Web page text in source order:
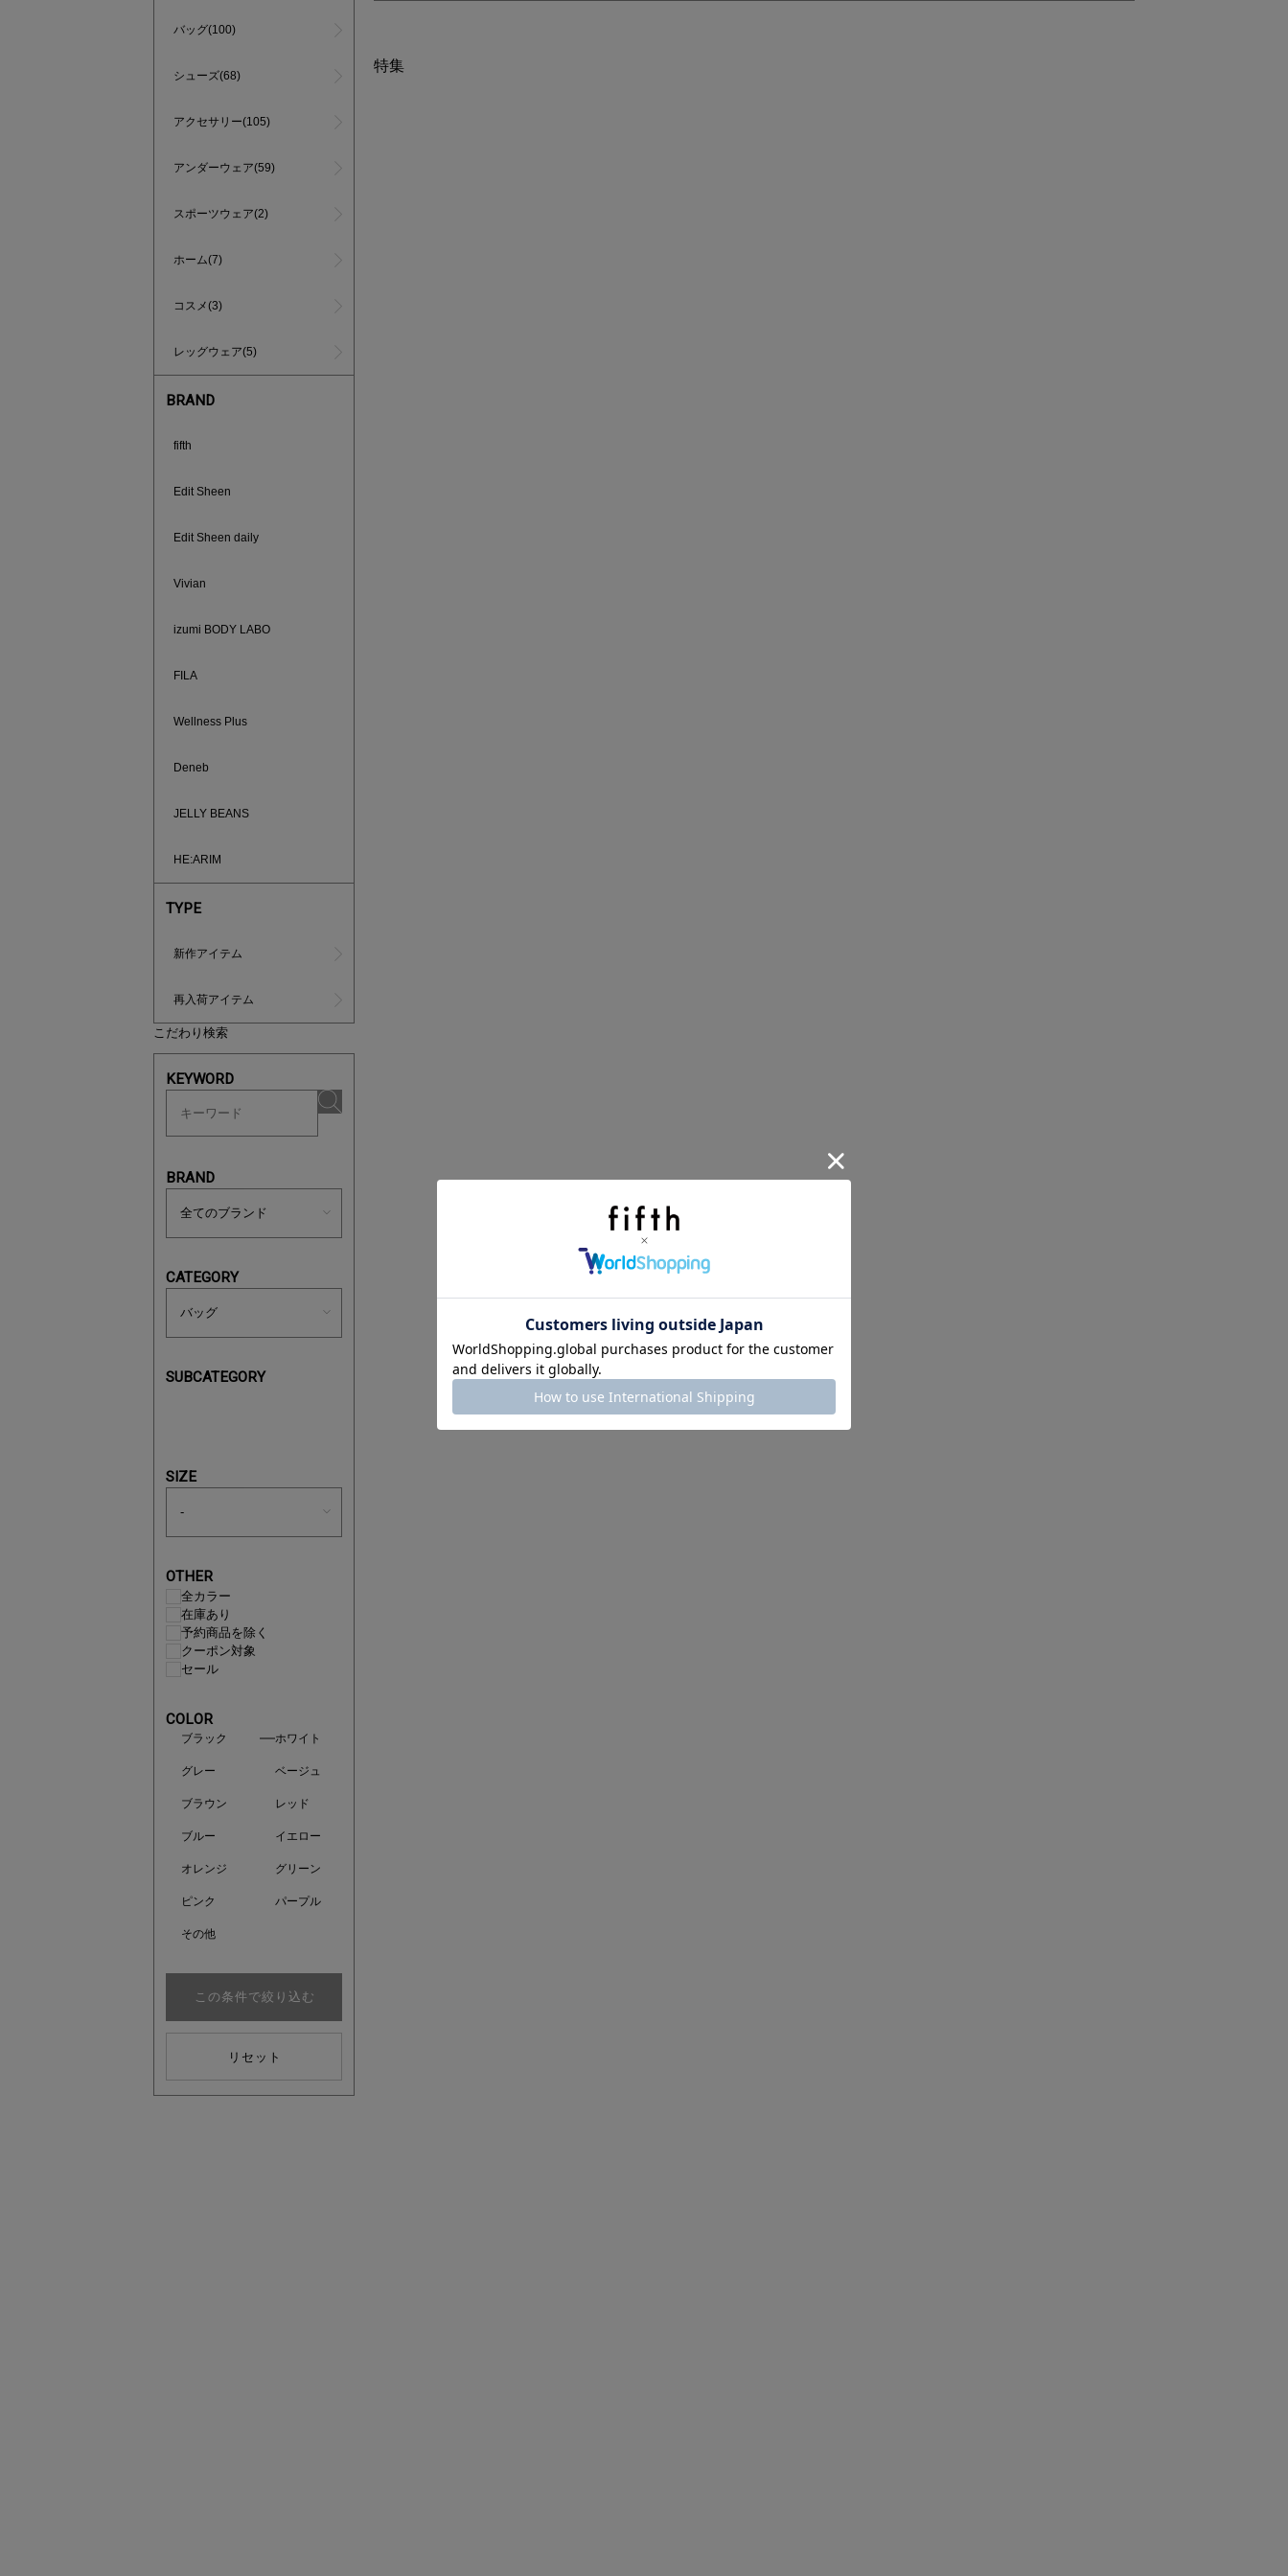
バッグ(100)
シューズ(68)
アクセサリー(105)
アンダーウェア(59)
スポーツウェア(2)
ホーム(7)
コスメ(3)
レッグウェア(5)
BRAND
fifth
Edit Sheen
Edit Sheen daily
Vivian
izumi BODY LABO
FILA
Wellness Plus
Deneb
JELLY BEANS
HE:ARIM
TYPE
新作アイテム
再入荷アイテム
こだわり検索
KEYWORD
BRAND
CATEGORY
SUBCATEGORY
SIZE
OTHER
全カラー
在庫あり
予約商品を除く
クーポン対象
セール
COLOR
ブラック ホワイト
グレー ベージュ
ブラウン レッド
ブルー イエロー
オレンジ グリーン
ピンク パープル
その他
この条件で絞り込む
リセット
特集
あと1点にちょうどいい！お助けプチアイテム